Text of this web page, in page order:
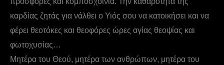
καρδίας ζητάς για νάλθει ο Υιός σου να κατοικήσει και να
φέρει θεοτόκες και θεοφόρες ώρες αγίας θεοψίας και
φωτοχυσίας…
Μητέρα του Θεού, μητέρα των ανθρώπων, μητέρα του